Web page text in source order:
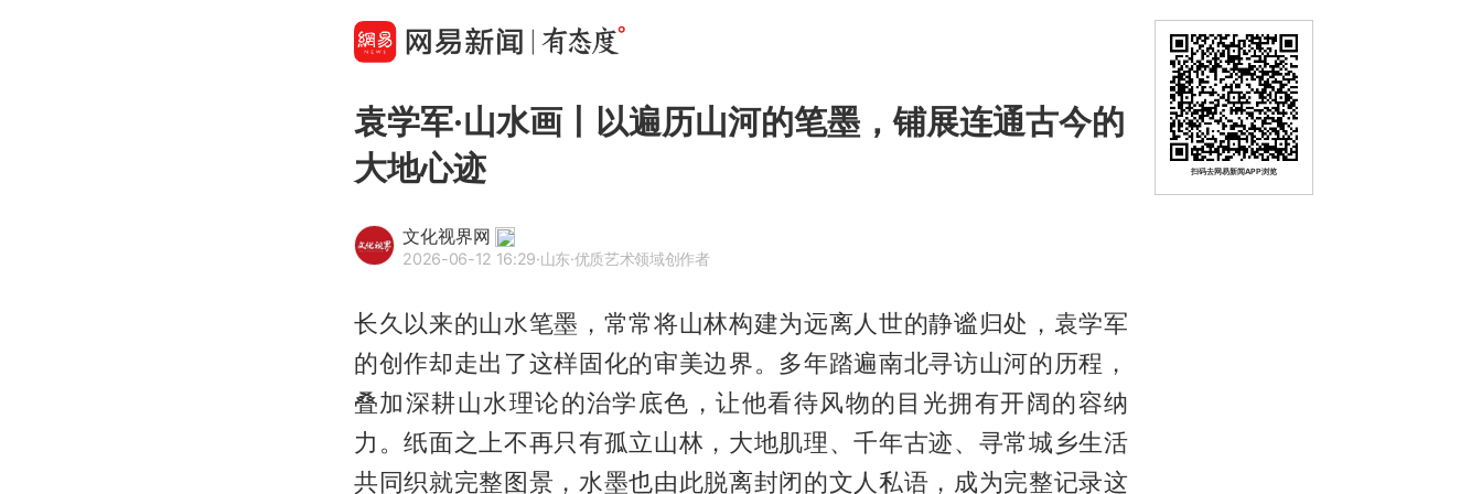
袁学军·山水画丨以遍历山河的笔墨，铺展连通古今的
大地心迹
文化视界网
2026-06-12 16:29·山东·优质艺术领域创作者
长久以来的山水笔墨，常常将山林构建为远离人世的静谧归处，袁学军
的创作却走出了这样固化的审美边界。多年踏遍南北寻访山河的历程，
叠加深耕山水理论的治学底色，让他看待风物的目光拥有开阔的容纳
力。纸面之上不再只有孤立山林，大地肌理、千年古迹、寻常城乡生活
共同织就完整图景，水墨也由此脱离封闭的文人私语，成为完整记录这
扫码去网易新闻APP浏览